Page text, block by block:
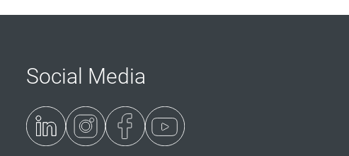
Social Media